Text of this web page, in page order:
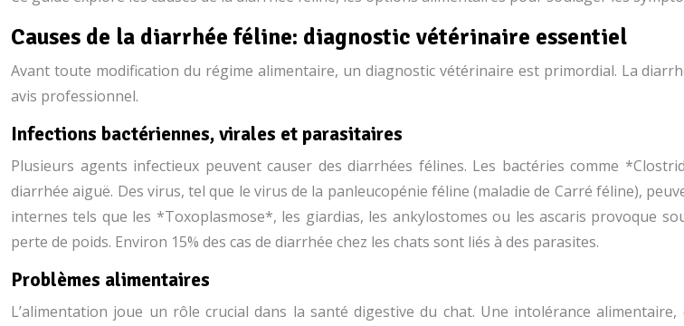
Causes de la diarrhée féline: diagnostic vétérinaire essentiel
Avant toute modification du régime alimentaire, un diagnostic vétérinaire est primordial. La
avis professionnel.
Infections bactériennes, virales et parasitaires
Plusieurs agents infectieux peuvent causer des diarrhées félines. Les bactéries comme
diarrhée aiguë. Des virus, tel que le virus de la panleucopénie féline (maladie de Carré féline),
internes tels que les *Toxoplasmose*, les giardias, les ankylostomes ou les ascaris provoque
perte de poids. Environ 15% des cas de diarrhée chez les chats sont liés à des parasites.
Problèmes alimentaires
L’alimentation joue un rôle crucial dans la santé digestive du chat. Une intolérance